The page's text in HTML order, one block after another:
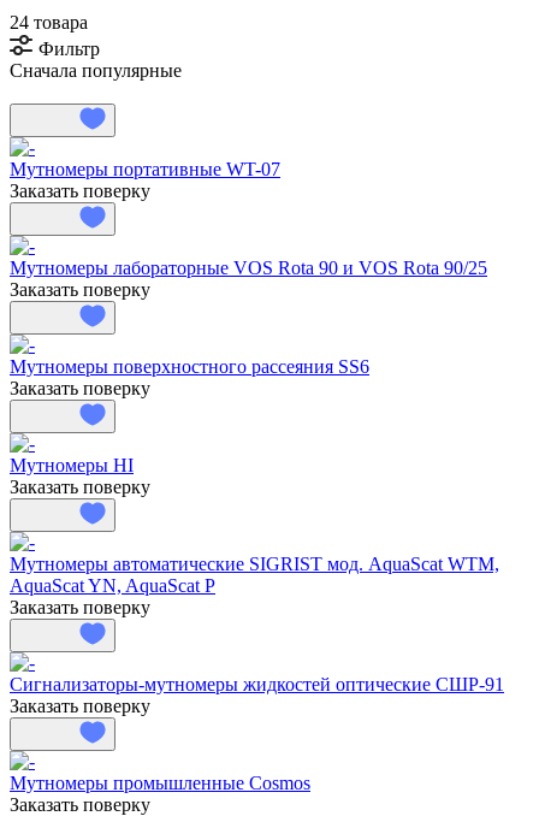
24 товара
Фильтр
Сначала популярные
Мутномеры портативные WT-07
Заказать поверку
Мутномеры лабораторные VOS Rota 90 и VOS Rota 90/25
Заказать поверку
Мутномеры поверхностного рассеяния SS6
Заказать поверку
Мутномеры HI
Заказать поверку
Мутномеры автоматические SIGRIST мод. AquaScat WTM,
AquaScat YN, AquaScat P
Заказать поверку
Сигнализаторы-мутномеры жидкостей оптические СШР-91
Заказать поверку
Мутномеры промышленные Cosmos
Заказать поверку